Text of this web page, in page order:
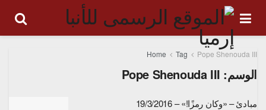
Home Tag Pope Shenouda III
الوسم: Pope Shenouda III
مبادئ – «وكان رمزًا!» – 19/3/2016